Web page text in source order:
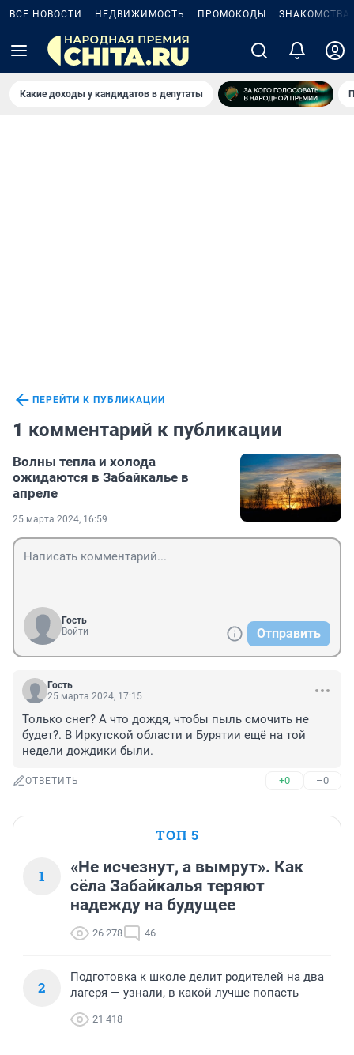
ВСЕ НОВОСТИ НЕДВИЖИМОСТЬ ПРОМОКОДЫ ЗНАКОМСТВА
Какие доходы у кандидатов в депутаты
ПЕРЕЙТИ К ПУБЛИКАЦИИ
1 комментарий к публикации
Волны тепла и холода
ожидаются в Забайкалье в
апреле
25 марта 2024, 16:59
Гость
Войти
Отправить
Гость
25 марта 2024, 17:15
Только снег? А что дождя, чтобы пыль смочить не
будет?. В Иркутской области и Бурятии ещё на той
недели дождики были.
ОТВЕТИТЬ +0 –0
ТОП 5
1
«Не исчезнут, а вымрут». Как
сёла Забайкалья теряют
надежду на будущее
26 278 46
2
Подготовка к школе делит родителей на два
лагеря — узнали, в какой лучше попасть
21 418